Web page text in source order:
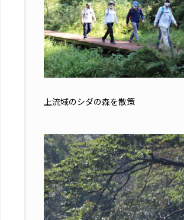
上流域のシダの森を散策